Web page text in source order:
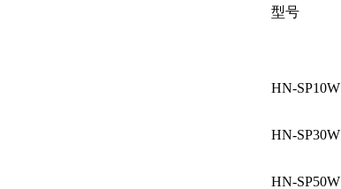
型号
HN-SP10W
HN-SP30W
HN-SP50W